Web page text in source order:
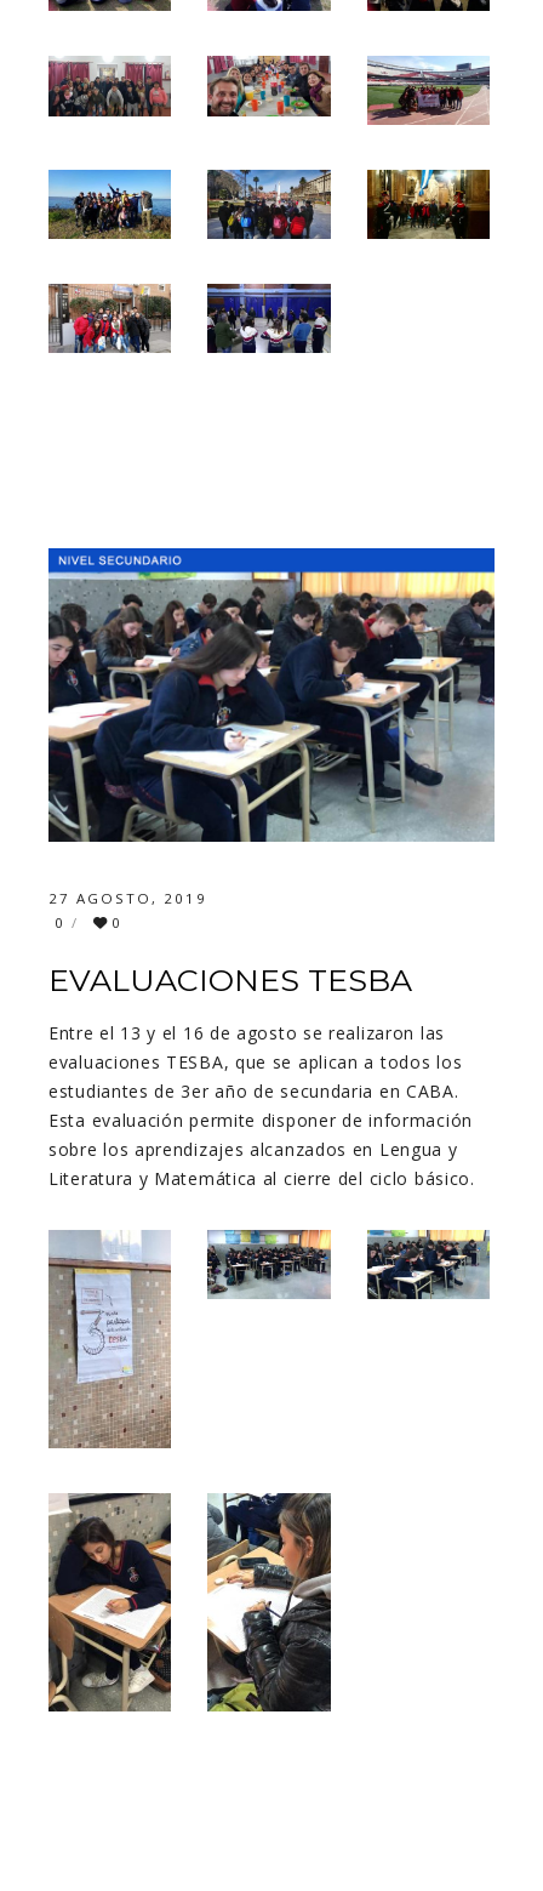
27 AGOSTO, 2019
0
0
EVALUACIONES TESBA
Entre el 13 y el 16 de agosto se realizaron las
evaluaciones TESBA, que se aplican a todos los
estudiantes de 3er año de secundaria en CABA.
Esta evaluación permite disponer de información
sobre los aprendizajes alcanzados en Lengua y
Literatura y Matemática al cierre del ciclo básico.